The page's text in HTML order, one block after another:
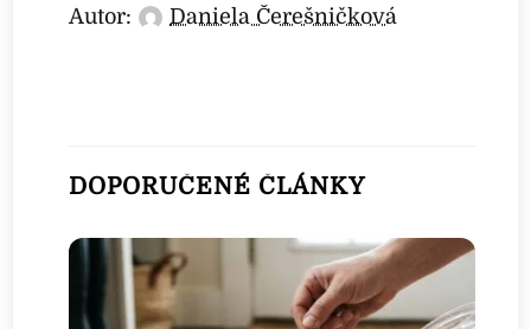
Autor: Daniela Čerešničková
DOPORUČENÉ ČLÁNKY